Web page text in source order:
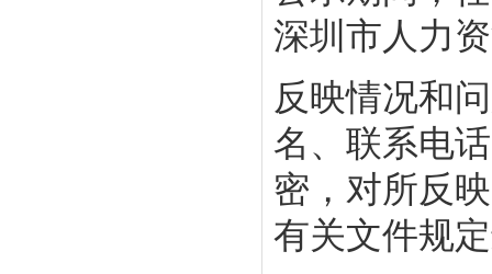
深圳市人力
反映情况和
名、联系电
密，对所反
有关文件规